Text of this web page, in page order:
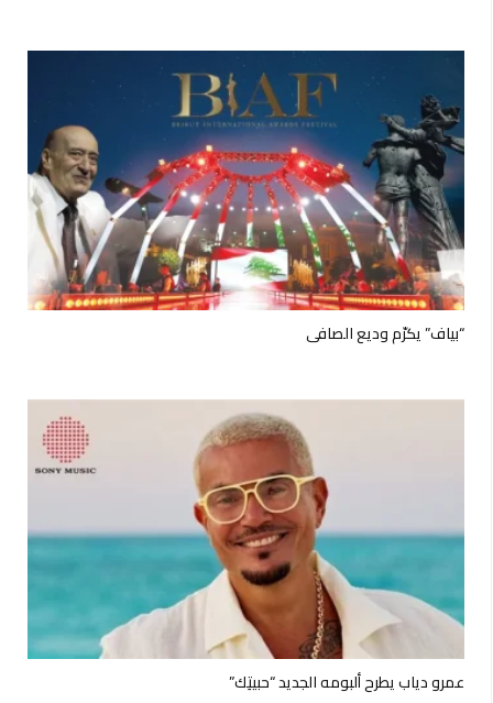
“بياف” يكرّم وديع الصافي
عمرو دياب يطرح ألبومه الجديد “حبيتِك”